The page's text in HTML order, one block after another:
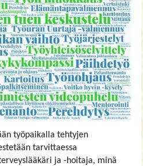
työpaikalla tehtyjen
tarvittaessa
ja -hoitaja, minä